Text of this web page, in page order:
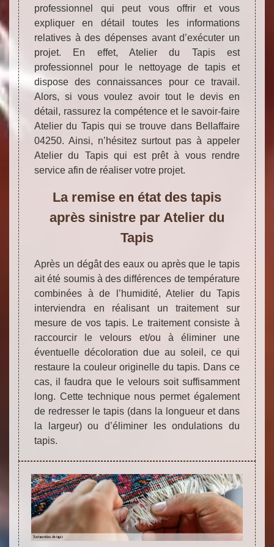
professionnel qui peut vous offrir et vous
expliquer en détail toutes les informations
relatives à des dépenses avant d’exécuter un
projet. En effet, Atelier du Tapis est
professionnel pour le nettoyage de tapis et
dispose des connaissances pour ce travail.
Alors, si vous voulez avoir tout le devis en
détail, rassurez la compétence et le savoir-faire
Atelier du Tapis qui se trouve dans Bellaffaire
04250. Ainsi, n’hésitez surtout pas à appeler
Atelier du Tapis qui est prêt à vous rendre
service afin de réaliser votre projet.
La remise en état des tapis
après sinistre par Atelier du
Tapis
Après un dégât des eaux ou après que le tapis
ait été soumis à des différences de température
combinées à de l’humidité, Atelier du Tapis
interviendra en réalisant un traitement sur
mesure de vos tapis. Le traitement consiste à
raccourcir le velours et/ou à éliminer une
éventuelle décoloration due au soleil, ce qui
restaure la couleur originelle du tapis. Dans ce
cas, il faudra que le velours soit suffisamment
long. Cette technique nous permet également
de redresser le tapis (dans la longueur et dans
la largeur) ou d’éliminer les ondulations du
tapis.